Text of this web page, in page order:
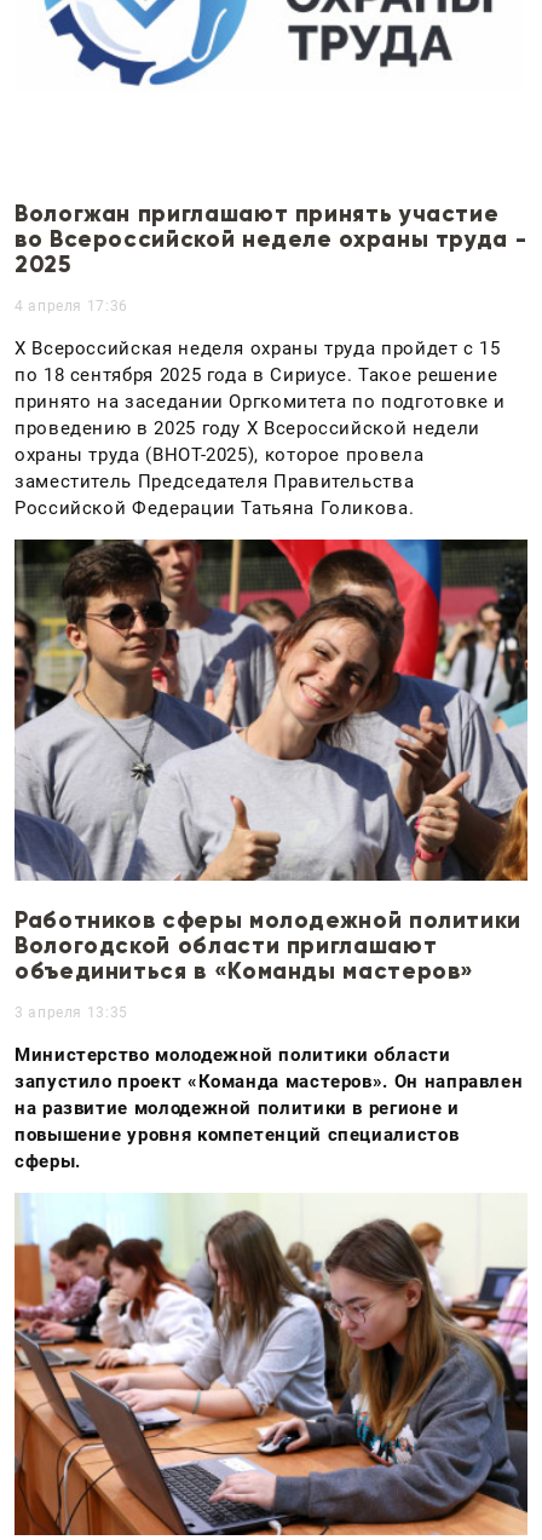
Вологжан приглашают принять участие
во Всероссийской неделе охраны труда -
2025
4 апреля 17:36
X Всероссийская неделя охраны труда пройдет с 15
по 18 сентября 2025 года в Сириусе. Такое решение
принято на заседании Оргкомитета по подготовке и
проведению в 2025 году X Всероссийской недели
охраны труда (ВНОТ-2025), которое провела
заместитель Председателя Правительства
Российской Федерации Татьяна Голикова.
Работников сферы молодежной политики
Вологодской области приглашают
объединиться в «Команды мастеров»
3 апреля 13:35
Министерство молодежной политики области
запустило проект «Команда мастеров». Он направлен
на развитие молодежной политики в регионе и
повышение уровня компетенций специалистов
сферы.